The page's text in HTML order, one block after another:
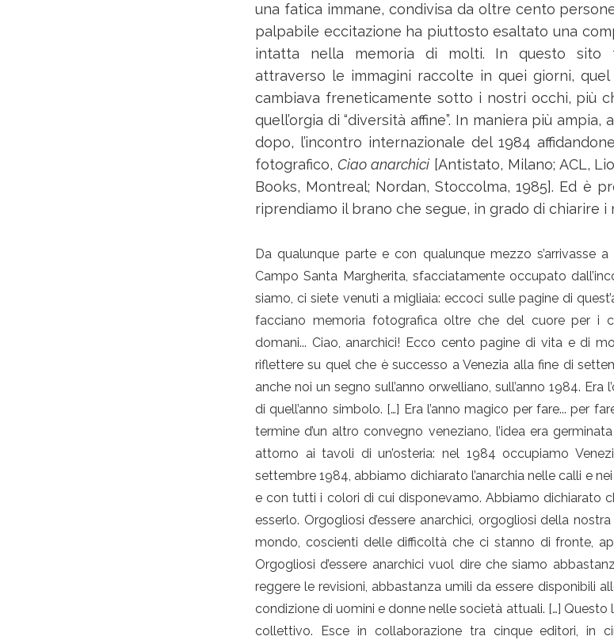
una fatica immane, condivisa da oltre cento
palpabile eccitazione ha piuttosto esaltato una
intatta nella memoria di molti. In questo sito
attraverso le immagini raccolte in quei giorni,
cambiava freneticamente sotto i nostri occhi, più
quell’orgia di “diversità affine”. In maniera più ampia,
dopo, l’incontro internazionale del 1984
fotografico, Ciao anarchici[Antistato, Milano; ACL,
Books, Montreal; Nordan, Stoccolma, 1985]. Ed è
riprendiamo il brano che segue, in grado di chiarire
Da qualunque parte e con qualunque mezzo s’arrivasse
Campo Santa Margherita, sfacciatamente occupato
siamo, ci siete venuti a migliaia: eccoci sulle pagine di
facciano memoria fotografica oltre che del cuore per i
domani... Ciao, anarchici! Ecco cento pagine di vita e di
riflettere su quel che è successo a Venezia alla fine di
anche noi un segno sull’anno orwelliano, sull’anno 1984.
di quell’anno simbolo. […] Era l’anno magico per fare... per
termine d’un altro convegno veneziano, l’idea era
attorno ai tavoli di un’osteria: nel 1984 occupiamo
settembre 1984, abbiamo dichiarato l’anarchia nelle calli e
e con tutti i colori di cui disponevamo. Abbiamo dichiarato
esserlo. Orgogliosi d’essere anarchici, orgogliosi della
mondo, coscienti delle difficoltà che ci stanno di fronte,
Orgogliosi d’essere anarchici vuol dire che siamo
reggere le revisioni, abbastanza umili da essere disponibili
condizione di uomini e donne nelle società attuali. […] Questo
collettivo. Esce in collaborazione tra cinque editori, in